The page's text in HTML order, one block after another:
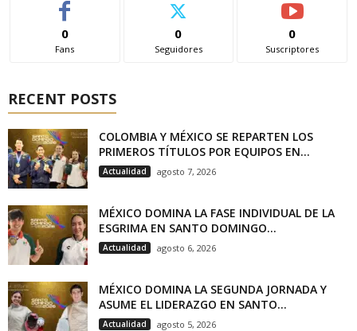
0
Fans
0
Seguidores
0
Suscriptores
RECENT POSTS
COLOMBIA Y MÉXICO SE REPARTEN LOS
PRIMEROS TÍTULOS POR EQUIPOS EN...
Actualidad agosto 7, 2026
MÉXICO DOMINA LA FASE INDIVIDUAL DE LA
ESGRIMA EN SANTO DOMINGO...
Actualidad agosto 6, 2026
MÉXICO DOMINA LA SEGUNDA JORNADA Y
ASUME EL LIDERAZGO EN SANTO...
Actualidad agosto 5, 2026